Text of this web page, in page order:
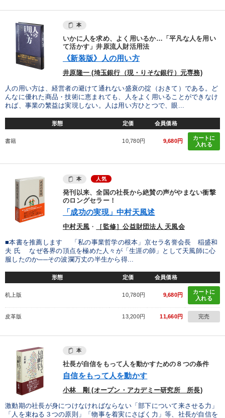
本
いかに人を求め、よく用いるか…「平凡な人を用い
て活かす」井原流人財活用法
《新装版》人の用い方
井原隆一 (埼玉銀行（現・りそな銀行）元専務)
人の用い方は、経営者の避けて通れない盛衰の掟（おきて）である。ど
んなに優れた商品・技術に恵まれても、人をよく用いることができなけ
れば、事業の繁益は実現しない。人は用い方ひとつで、眼...
形態 定価 会員価格
書籍 10,780円 9,680円
カートに
入れる
本 人気
発刊以来、全国の社長から絶賛の声がやまない衝撃
のロングセラー！
「成功の実現」中村天風述
中村天風 ・ ［監修］公益財団法人 天風会
■本書を推薦します 「私の事業哲学の根本」京セラ名誉会長 稲盛和
夫 氏 なぜ各界の頂点を極めた人々が「生涯の師」として天風師に心
服したのか──その波瀾万丈の半生から得...
形態 定価 会員価格
机上版 10,780円 9,680円
カートに
入れる
皮革版 13,200円 11,660円 完売
本
社長が自信をもって人を動かすための８つの条件
自信をもって人を動かす
小林 剛 (オープン・アカデミー研究所 所長)
激動期の社長が身につけなければならない「部下について来させる力」
「人を束ねる３つの原則」「物事を着実にさばく力」等、社長が自信を